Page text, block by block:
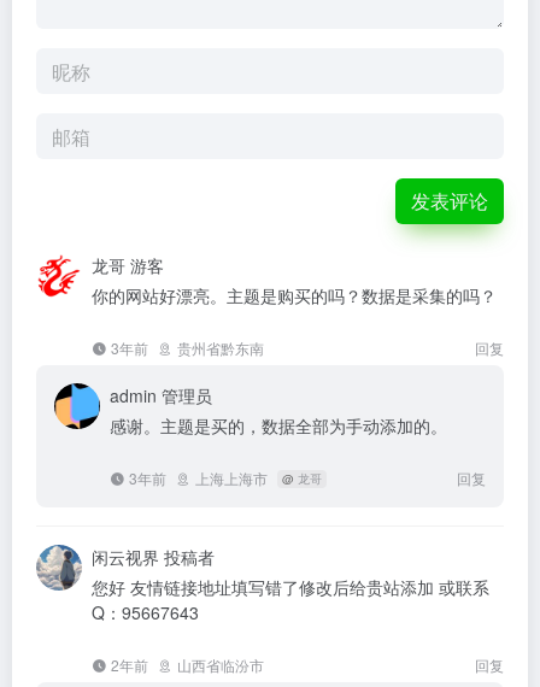
发表评论
龙哥 游客
你的网站好漂亮。主题是购买的吗？数据是采集的吗？
3年前 贵州省黔东南 回复
admin 管理员
感谢。主题是买的，数据全部为手动添加的。
3年前 上海上海市 @ 龙哥 回复
闲云视界 投稿者
您好 友情链接地址填写错了修改后给贵站添加 或联系
Q：95667643
2年前 山西省临汾市 回复